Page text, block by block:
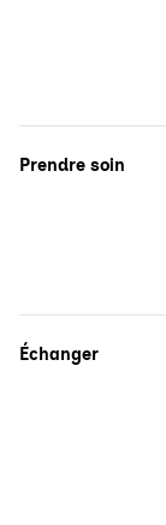
Prendre soin
Échanger